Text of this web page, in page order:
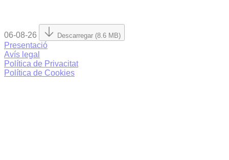
06-08-26 Descarregar (8.6 MB)
Presentació
Avís legal
Política de Privacitat
Política de Cookies